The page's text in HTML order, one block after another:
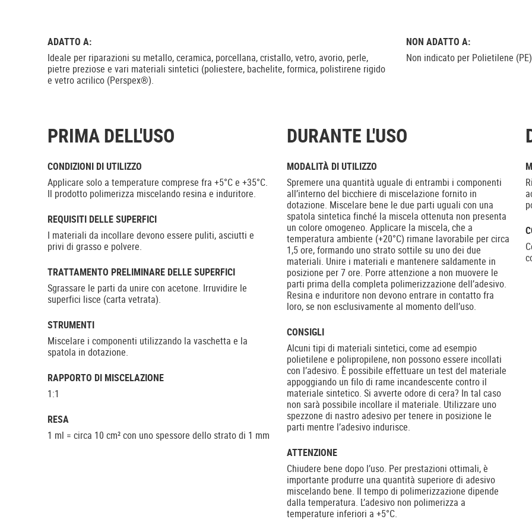
ADATTO A:
Ideale per riparazioni su metallo, ceramica, porcellana, cristallo, vetro, avorio, perle,
pietre preziose e vari materiali sintetici (poliestere, bachelite, formica, polistirene rigido
e vetro acrilico (Perspex®).
NON ADATTO A:
Non indicato per Polietilene
PRIMA DELL'USO
CONDIZIONI DI UTILIZZO
Applicare solo a temperature comprese fra +5°C e +35°C.
Il prodotto polimerizza miscelando resina e induritore.
REQUISITI DELLE SUPERFICI
I materiali da incollare devono essere puliti, asciutti e
privi di grasso e polvere.
TRATTAMENTO PRELIMINARE DELLE SUPERFICI
Sgrassare le parti da unire con acetone. Irruvidire le
superfici lisce (carta vetrata).
STRUMENTI
Miscelare i componenti utilizzando la vaschetta e la
spatola in dotazione.
RAPPORTO DI MISCELAZIONE
1:1
RESA
1 ml = circa 10 cm² con uno spessore dello strato di 1 mm
DURANTE L'USO
MODALITÀ DI UTILIZZO
Spremere una quantità uguale di entrambi i componenti
all’interno del bicchiere di miscelazione fornito in
dotazione. Miscelare bene le due parti uguali con una
spatola sintetica finché la miscela ottenuta non presenta
un colore omogeneo. Applicare la miscela, che a
temperatura ambiente (+20°C) rimane lavorabile per circa
1,5 ore, formando uno strato sottile su uno dei due
materiali. Unire i materiali e mantenere saldamente in
posizione per 7 ore. Porre attenzione a non muovere le
parti prima della completa polimerizzazione dell’adesivo.
Resina e induritore non devono entrare in contatto fra
loro, se non esclusivamente al momento dell’uso.
CONSIGLI
Alcuni tipi di materiali sintetici, come ad esempio
polietilene e polipropilene, non possono essere incollati
con l’adesivo. È possibile effettuare un test del materiale
appoggiando un filo di rame incandescente contro il
materiale sintetico. Si avverte odore di cera? In tal caso
non sarà possibile incollare il materiale. Utilizzare uno
spezzone di nastro adesivo per tenere in posizione le
parti mentre l’adesivo indurisce.
ATTENZIONE
Chiudere bene dopo l’uso. Per prestazioni ottimali, è
importante produrre una quantità superiore di adesivo
miscelando bene. Il tempo di polimerizzazione dipende
dalla temperatura. L’adesivo non polimerizza a
temperature inferiori a +5°C.